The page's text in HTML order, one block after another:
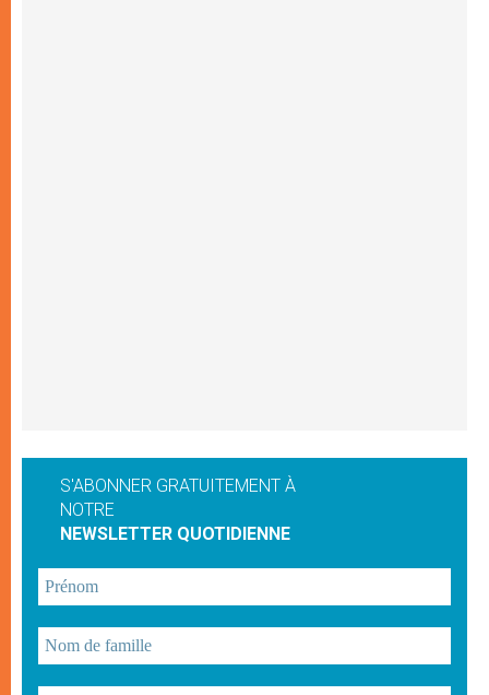
S'ABONNER GRATUITEMENT À
NOTRE
NEWSLETTER QUOTIDIENNE